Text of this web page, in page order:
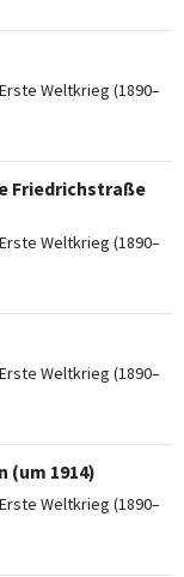
Weltkrieg (1890–
Friedrichstraße
Weltkrieg (1890–
Weltkrieg (1890–
(um 1914)
Weltkrieg (1890–